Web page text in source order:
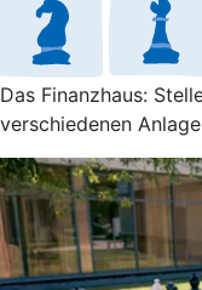
Das Finanzhaus:
verschiedenen